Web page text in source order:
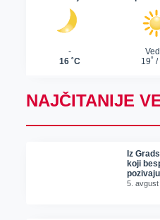
NAJČITANIJE
Iz
koji
5. avgust